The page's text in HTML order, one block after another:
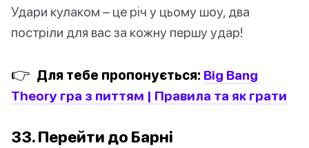
Удари кулаком – це річ у цьому шоу, два
постріли для вас за кожну першу удар!
👉 Для тебе пропонується: Big Bang
Theory гра з питтям | Правила та як грати
33. Перейти до Барні